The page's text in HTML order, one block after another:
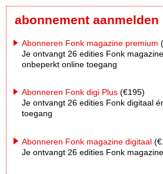
abonnement aanmelden
Abonneren Fonk magazine premium
Je ontvangt 26 edities Fonk
onbeperkt online toegang
Abonneren Fonk digi Plus (€195)
Je ontvangt 26 edities Fonk digitaal
toegang
Abonneren Fonk magazine digitaal
Je ontvangt 26 edities Fonk